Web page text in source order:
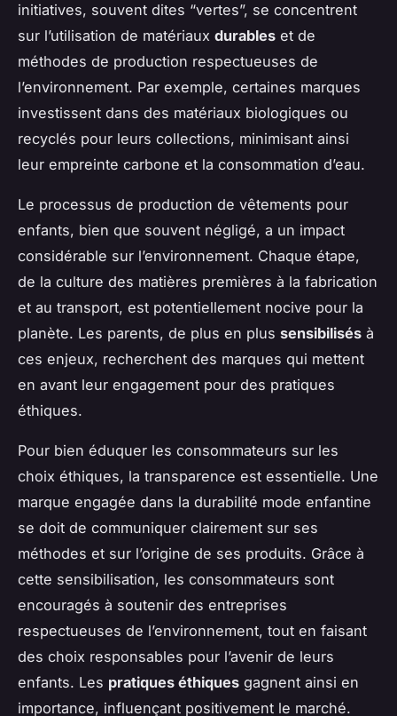
initiatives, souvent dites “vertes”, se concentrent
sur l’utilisation de matériaux durables et de
méthodes de production respectueuses de
l’environnement. Par exemple, certaines marques
investissent dans des matériaux biologiques ou
recyclés pour leurs collections, minimisant ainsi
leur empreinte carbone et la consommation d’eau.
Le processus de production de vêtements pour
enfants, bien que souvent négligé, a un impact
considérable sur l’environnement. Chaque étape,
de la culture des matières premières à la fabrication
et au transport, est potentiellement nocive pour la
planète. Les parents, de plus en plus sensibilisés à
ces enjeux, recherchent des marques qui mettent
en avant leur engagement pour des pratiques
éthiques.
Pour bien éduquer les consommateurs sur les
choix éthiques, la transparence est essentielle. Une
marque engagée dans la durabilité mode enfantine
se doit de communiquer clairement sur ses
méthodes et sur l’origine de ses produits. Grâce à
cette sensibilisation, les consommateurs sont
encouragés à soutenir des entreprises
respectueuses de l’environnement, tout en faisant
des choix responsables pour l’avenir de leurs
enfants. Les pratiques éthiques gagnent ainsi en
importance, influençant positivement le marché.